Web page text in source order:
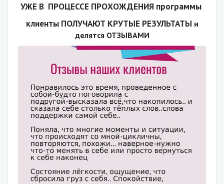
УЖЕ В ПРОЦЕССЕ ПРОХОЖДЕНИЯ программы
клиенты ПОЛУЧАЮТ КРУТЫЕ РЕЗУЛЬТАТЫ и
делятся ОТЗЫВАМИ